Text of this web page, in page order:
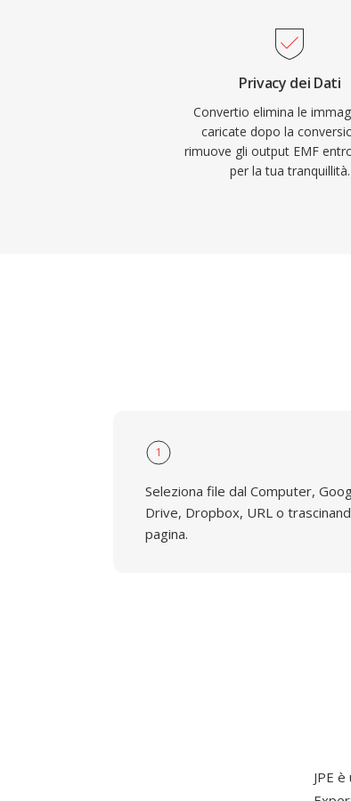
Privacy dei Dati
Convertio elimina le
caricate dopo la
rimuove gli output EMF
per la tua tranquillità.
1
Seleziona file dal Computer,
Drive, Dropbox, URL o
pagina.
JPE